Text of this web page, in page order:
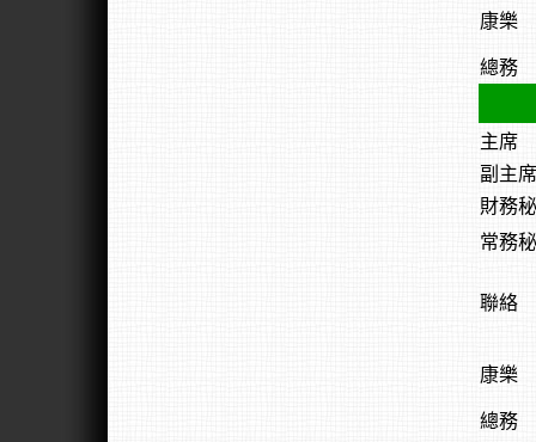
康樂
總務
主席
副主
財務
常務
聯絡
康樂
總務